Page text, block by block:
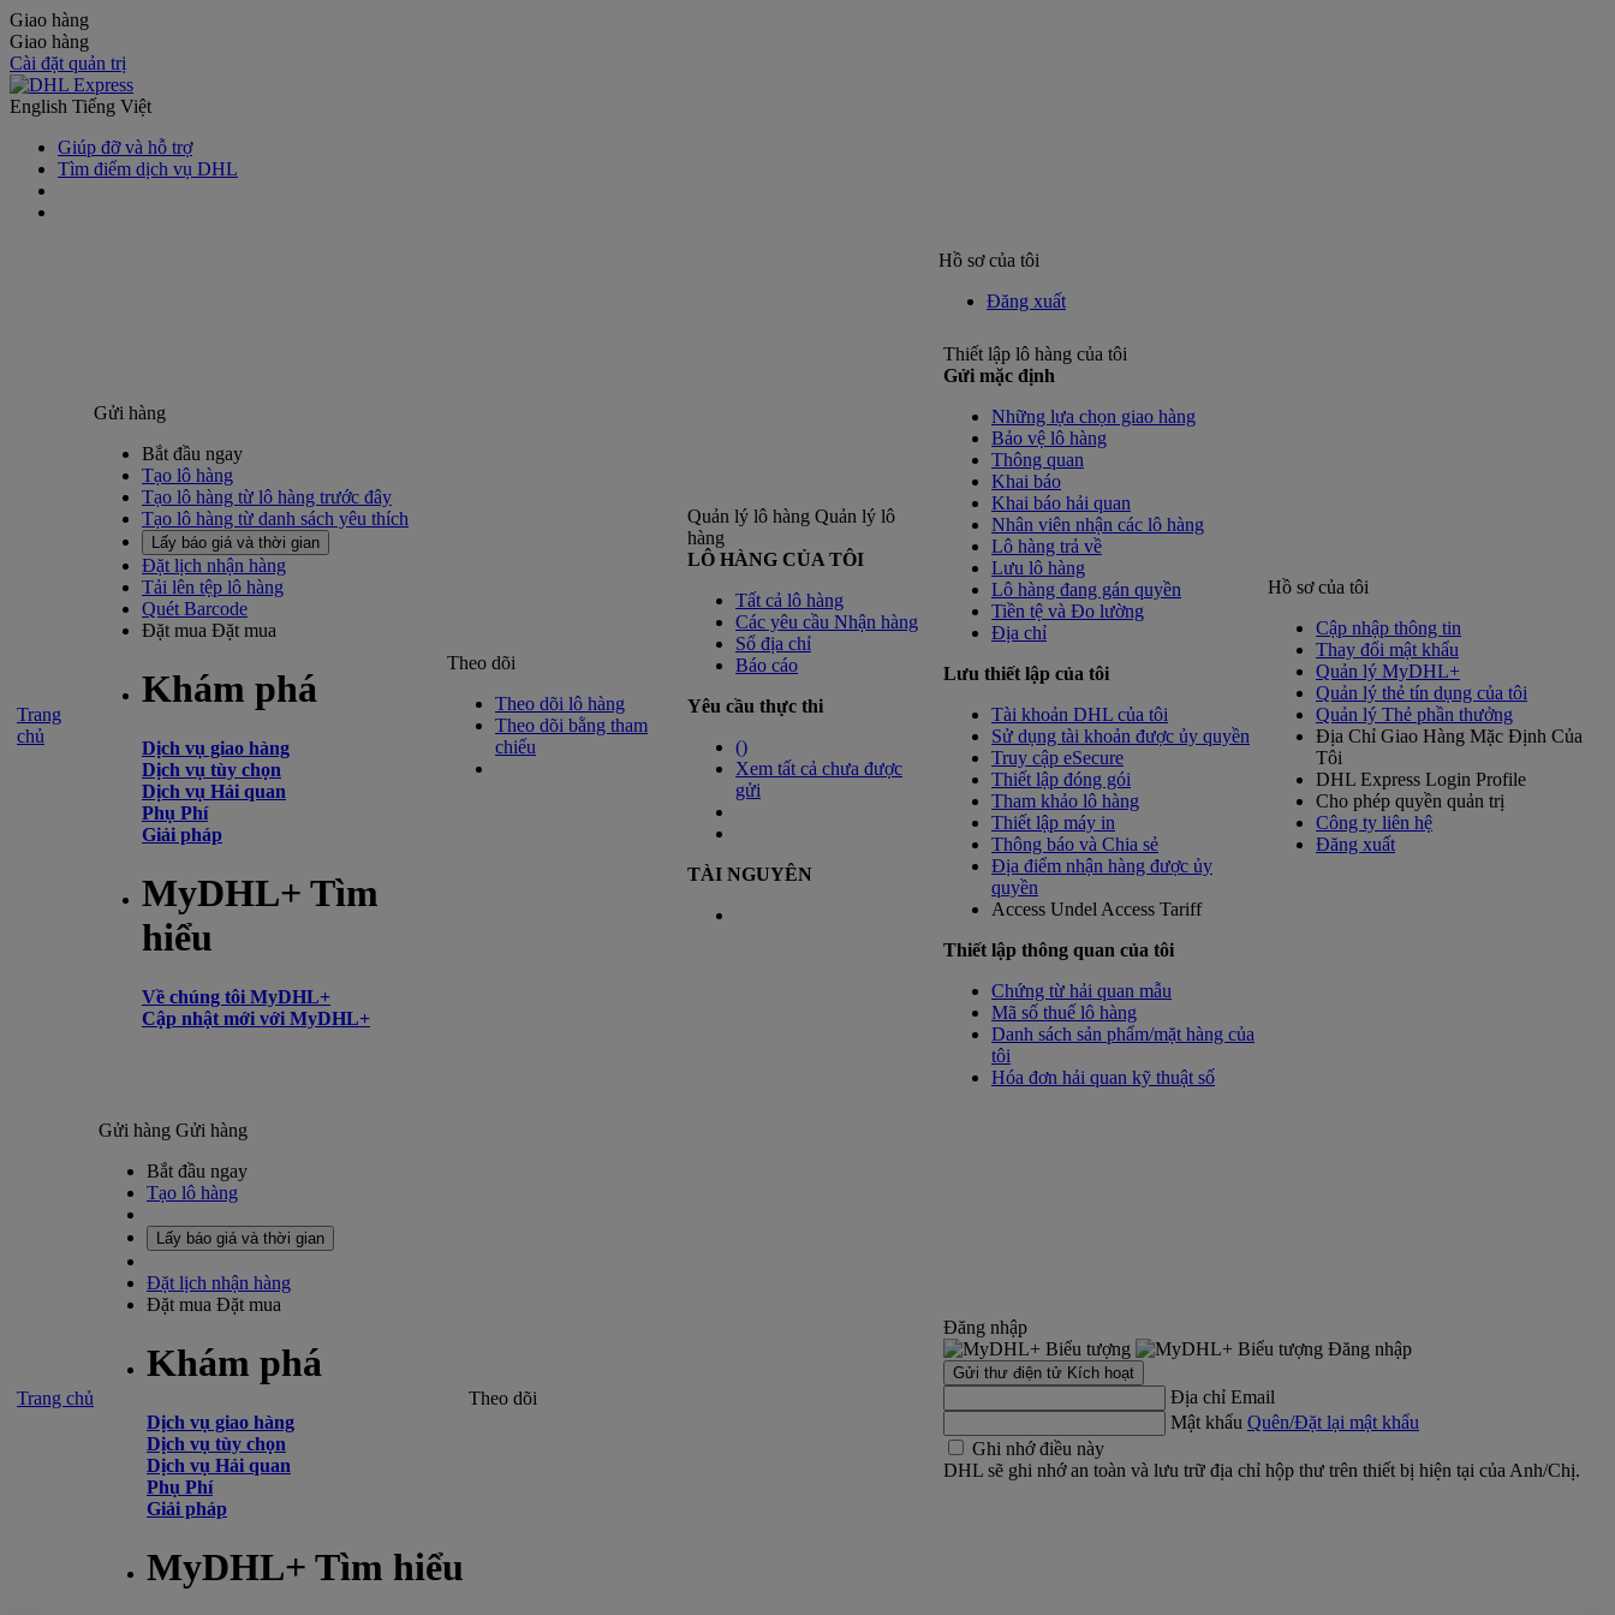
Giao hàng
Giao hàng
Cài đặt quản trị
English Tiếng Việt
Giúp đỡ và hỗ trợ
Tìm điểm dịch vụ DHL
Hồ sơ của tôi
Đăng xuất
Trang
chủ
Gửi hàng
Bắt đầu ngay
Tạo lô hàng
Tạo lô hàng từ lô hàng trước đây
Tạo lô hàng từ danh sách yêu thích
Lấy báo giá và thời gian
Đặt lịch nhận hàng
Tải lên tệp lô hàng
Quét Barcode
Đặt mua Đặt mua
Khám phá
Dịch vụ giao hàng
Dịch vụ tùy chọn
Dịch vụ Hải quan
Phụ Phí
Giải pháp
MyDHL+ Tìm
hiểu
Về chúng tôi MyDHL+
Cập nhật mới với MyDHL+
Theo dõi
Theo dõi lô hàng
Theo dõi bằng tham
chiếu
Quản lý lô hàng Quản lý lô
hàng
LÔ HÀNG CỦA TÔI
Tất cả lô hàng
Các yêu cầu Nhận hàng
Sổ địa chỉ
Báo cáo
Yêu cầu thực thi
()
Xem tất cả chưa được
gửi
TÀI NGUYÊN
Thiết lập lô hàng của tôi
Gửi mặc định
Những lựa chọn giao hàng
Bảo vệ lô hàng
Thông quan
Khai báo
Khai báo hải quan
Nhân viên nhận các lô hàng
Lô hàng trả về
Lưu lô hàng
Lô hàng đang gán quyền
Tiền tệ và Đo lường
Địa chỉ
Lưu thiết lập của tôi
Tài khoản DHL của tôi
Sử dụng tài khoản được ủy quyền
Truy cập eSecure
Thiết lập đóng gói
Tham khảo lô hàng
Thiết lập máy in
Thông báo và Chia sẻ
Địa điểm nhận hàng được ủy
quyền
Access Undel Access Tariff
Thiết lập thông quan của tôi
Chứng từ hải quan mẫu
Mã số thuế lô hàng
Danh sách sản phẩm/mặt hàng của
tôi
Hóa đơn hải quan kỹ thuật số
Hồ sơ của tôi
Cập nhập thông tin
Thay đổi mật khẩu
Quản lý MyDHL+
Quản lý thẻ tín dụng của tôi
Quản lý Thẻ phần thưởng
Địa Chỉ Giao Hàng Mặc Định Của
Tôi
DHL Express Login Profile
Cho phép quyền quản trị
Công ty liên hệ
Đăng xuất
Trang chủ
Gửi hàng Gửi hàng
Bắt đầu ngay
Tạo lô hàng
Lấy báo giá và thời gian
Đặt lịch nhận hàng
Đặt mua Đặt mua
Khám phá
Dịch vụ giao hàng
Dịch vụ tùy chọn
Dịch vụ Hải quan
Phụ Phí
Giải pháp
MyDHL+ Tìm hiểu
Theo dõi
Đăng nhập
Đăng nhập
Gửi thư điện tử Kích hoạt
Địa chỉ Email
Mật khẩu Quên/Đặt lại mật khẩu
Ghi nhớ điều này
DHL sẽ ghi nhớ an toàn và lưu trữ địa chỉ hộp thư trên thiết bị hiện tại của Anh/Chị.